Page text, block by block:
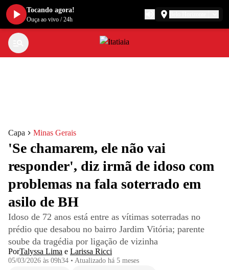
Capa Minas Gerais
'Se chamarem, ele não vai
responder', diz irmã de idoso com
problemas na fala soterrado em
asilo de BH
Idoso de 72 anos está entre as vítimas soterradas no
prédio que desabou no bairro Jardim Vitória; parente
soube da tragédia por ligação de vizinha
PorTalyssa Lima e Larissa Ricci
05/03/2026 às 09h34 • Atualizado há 5 meses
Tocando agora!
Ouça ao vivo /24h